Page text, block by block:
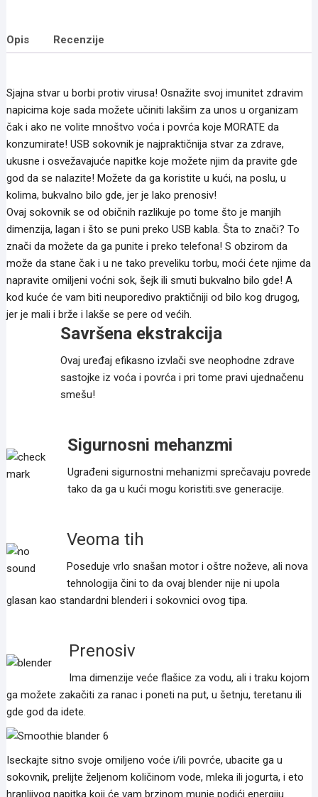
Opis Recenzije
Sjajna stvar u borbi protiv virusa! Osnažite svoj imunitet zdravim
napicima koje sada možete učiniti lakšim za unos u organizam
čak i ako ne volite mnoštvo voća i povrća koje MORATE da
konzumirate! USB sokovnik je najpraktičnija stvar za zdrave,
ukusne i osvežavajuće napitke koje možete njim da pravite gde
god da se nalazite! Možete da ga koristite u kući, na poslu, u
kolima, bukvalno bilo gde, jer je lako prenosiv!
Ovaj sokovnik se od običnih razlikuje po tome što je manjih
dimenzija, lagan i što se puni preko USB kabla. Šta to znači? To
znači da možete da ga punite i preko telefona! S obzirom da
može da stane čak i u ne tako preveliku torbu, moći ćete njime da
napravite omiljeni voćni sok, šejk ili smuti bukvalno bilo gde! A
kod kuće će vam biti neuporedivo praktičniji od bilo kog drugog,
jer je mali i brže i lakše se pere od većih.
Savršena ekstrakcija
Ovaj uređaj efikasno izvlači sve neophodne zdrave
sastojke iz voća i povrća i pri tome pravi ujednačenu
smešu!
Sigurnosni mehanzmi
Ugrađeni sigurnostni mehanizmi sprečavaju povrede
tako da ga u kući mogu koristiti.sve generacije.
Veoma tih
Poseduje vrlo snašan motor i oštre noževe, ali nova
tehnologija čini to da ovaj blender nije ni upola
glasan kao standardni blenderi i sokovnici ovog tipa.
Prenosiv
Ima dimenzije veće flašice za vodu, ali i traku kojom
ga možete zakačiti za ranac i poneti na put, u šetnju, teretanu ili
gde god da idete.
Iseckajte sitno svoje omiljeno voće i/ili povrće, ubacite ga u
sokovnik, prelijte željenom količinom vode, mleka ili jogurta, i eto
hranljivog napitka koji će vam brzinom munje podići energiju.